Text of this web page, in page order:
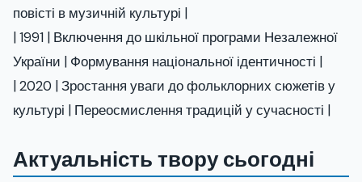
повісті в музичній культурі |
| 1991 | Включення до шкільної програми Незалежної
України | Формування національної ідентичності |
| 2020 | Зростання уваги до фольклорних сюжетів у
культурі | Переосмислення традицій у сучасності |
Актуальність твору сьогодні